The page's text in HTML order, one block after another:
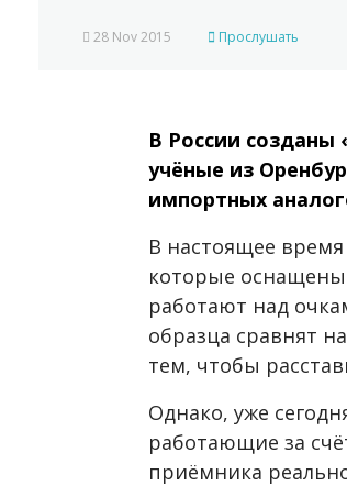
28 Nov 2015 Прослушать
В России созданы
учёные из
импортных
В настоящее
которые
работают над
образца сравнят
тем, чтобы
Однако, уже
работающие за
приёмника